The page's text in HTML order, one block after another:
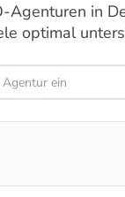
Agenturen in
optimal